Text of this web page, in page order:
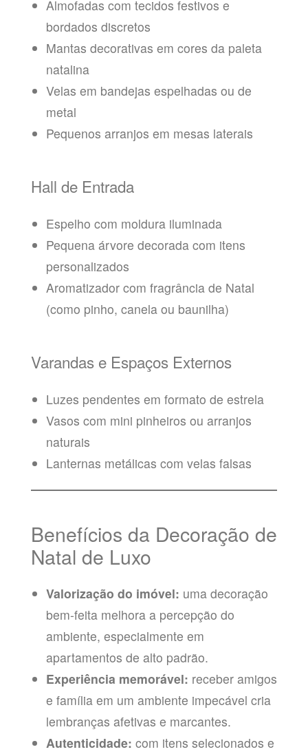
Almofadas com tecidos festivos e
bordados discretos
Mantas decorativas em cores da paleta
natalina
Velas em bandejas espelhadas ou de
metal
Pequenos arranjos em mesas laterais
Hall de Entrada
Espelho com moldura iluminada
Pequena árvore decorada com itens
personalizados
Aromatizador com fragrância de Natal
(como pinho, canela ou baunilha)
Varandas e Espaços Externos
Luzes pendentes em formato de estrela
Vasos com mini pinheiros ou arranjos
naturais
Lanternas metálicas com velas falsas
Benefícios da Decoração de
Natal de Luxo
Valorização do imóvel: uma decoração
bem-feita melhora a percepção do
ambiente, especialmente em
apartamentos de alto padrão.
Experiência memorável: receber amigos
e família em um ambiente impecável cria
lembranças afetivas e marcantes.
Autenticidade: com itens selecionados e